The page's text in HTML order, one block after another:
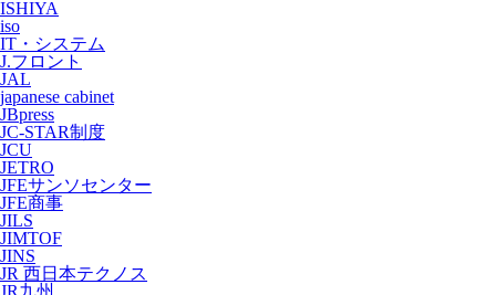
ISHIYA
iso
IT・システム
J.フロント
JAL
japanese cabinet
JBpress
JC-STAR制度
JCU
JETRO
JFEサンソセンター
JFE商事
JILS
JIMTOF
JINS
JR 西日本テクノス
JR九州